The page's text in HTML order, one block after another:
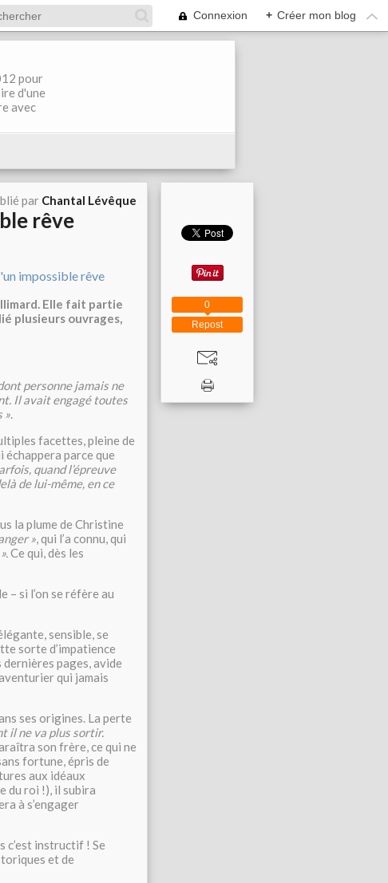
Connexion + Créer mon blog
pour
d'une
avec
par Chantal Lévêque
rêve
Elle fait partie
plusieurs ouvrages,
personne jamais ne
Il avait engagé toutes
».
facettes, pleine de
échappera parce que
quand l’épreuve
de lui-même, en ce
la plume de Christine
», qui l’a connu, qui
Ce qui, dès les
si l’on se réfère au
sensible, se
sorte d’impatience
dernières pages, avide
qui jamais
ses origines. La perte
il ne va plus sortir.
son frère, ce qui ne
fortune, épris de
aux idéaux
du roi !), il subira
à s’engager
c’est instructif ! Se
et de
Repost
0